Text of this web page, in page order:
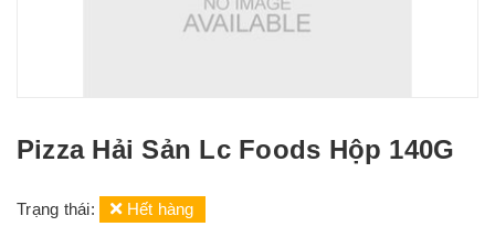
Pizza Hải Sản Lc Foods Hộp 140G
Trạng thái: Hết hàng